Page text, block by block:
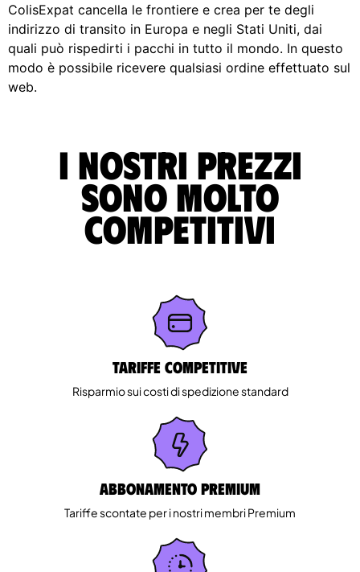
ColisExpat cancella le frontiere e crea per te degli
indirizzo di transito in Europa e negli Stati Uniti, dai
quali può rispedirti i pacchi in tutto il mondo. In questo
modo è possibile ricevere qualsiasi ordine effettuato sul
web.
I nostri prezzi
sono molto
competitivi
Tariffe competitive
Risparmio sui costi di spedizione standard
Abbonamento Premium
Tariffe scontate per i nostri membri Premium